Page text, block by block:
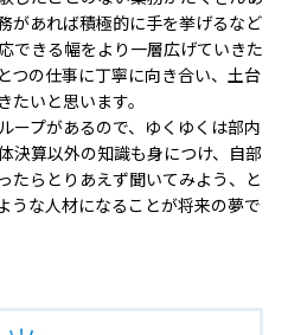
があれば積極的に手を挙げるなど
できる幅をより一層広げていきた
つの仕事に丁寧に向き合い、土台
いと思います。
ープがあるので、ゆくゆくは部内
決算以外の知識も身につけ、自部
たらとりあえず聞いてみよう、と
うな人材になることが将来の夢で